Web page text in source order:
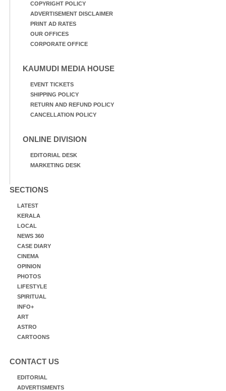
COPYRIGHT POLICY
ADVERTISEMENT DISCLAIMER
PRINT AD RATES
OUR OFFICES
CORPORATE OFFICE
KAUMUDI MEDIA HOUSE
EVENT TICKETS
SHIPPING POLICY
RETURN AND REFUND POLICY
CANCELLATION POLICY
ONLINE DIVISION
EDITORIAL DESK
MARKETING DESK
SECTIONS
LATEST
KERALA
LOCAL
NEWS 360
CASE DIARY
CINEMA
OPINION
PHOTOS
LIFESTYLE
SPIRITUAL
INFO+
ART
ASTRO
CARTOONS
CONTACT US
EDITORIAL
ADVERTISMENTS